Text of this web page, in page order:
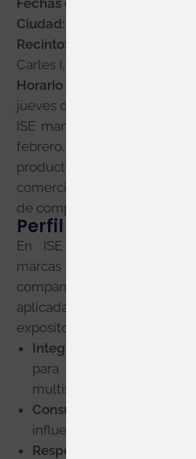
Fechas confirmadas: 2
Ciudad: Barcelona
Recinto:
Carles I, 64, 08908.
Horario oficial publicado:
jueves de 10:00 a 18:00;
ISE mantiene su
febrero, un momento muy
producto, concertar
comercial antes de que
de compras y proyectos.
Perfil de
En ISE conviven grandes
marcas de canal,
companias que necesitan
aplicada. El visitante que
expositor responde a uno o
Integradores de sistemas
para proyectos end-
multisede y licitaciones
Consultores,
influencia directa en la
Responsables de